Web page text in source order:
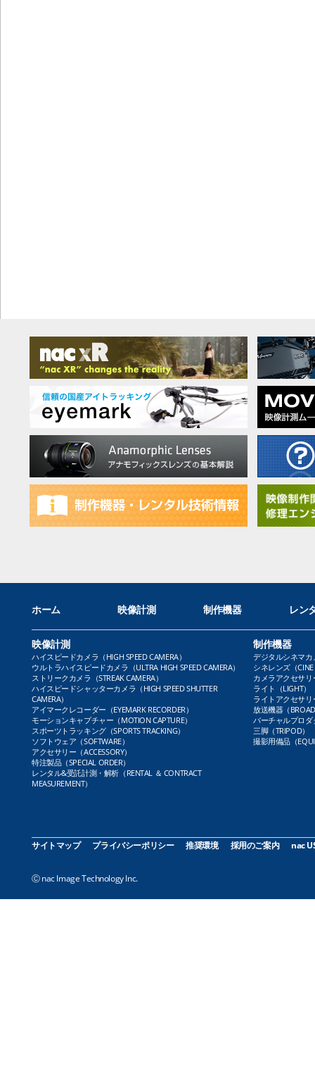
ホーム 映像計測 制作機器 レン
映像計測
ハイスピードカメラ（HIGH SPEED CAMERA）
ウルトラハイスピードカメラ（ULTRA HIGH SPEED CAMERA）
ストリークカメラ（STREAK CAMERA）
ハイスピードシャッターカメラ（HIGH SPEED SHUTTER
CAMERA）
アイマークレコーダー（EYEMARK RECORDER）
モーションキャプチャー（MOTION CAPTURE）
スポーツトラッキング（SPORTS TRACKING）
ソフトウェア（SOFTWARE）
アクセサリー（ACCESSORY）
特注製品（SPECIAL ORDER）
レンタル&受託計測・解析（RENTAL ＆ CONTRACT
MEASUREMENT）
制作機器
デジタルシネマカ
シネレンズ（CINE
カメラアクセサリ
ライト（LIGHT）
ライトアクセサリ
放送機器（
バーチャルプロダ
三脚（TRIPOD）
撮影用備品（
サイトマップ プライバシーポリシー 推奨環境 採用のご案内 nac
Ⓒ nac Image Technology Inc.